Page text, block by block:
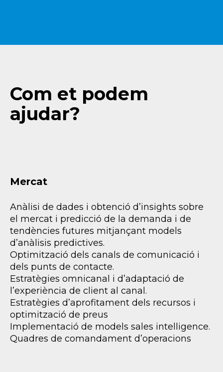
Com et podem
ajudar?
Mercat
Anàlisi de dades i obtenció d’insights sobre
el mercat i predicció de la demanda i de
tendències futures mitjançant models
d’anàlisis predictives.
Optimització dels canals de comunicació i
dels punts de contacte.
Estratègies omnicanal i d’adaptació de
l’experiència de client al canal.
Estratègies d’aprofitament dels recursos i
optimització de preus
Implementació de models sales intelligence.
Quadres de comandament d’operacions